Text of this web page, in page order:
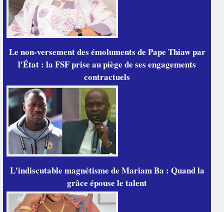
Le non-versement des émoluments de Pape Thiaw par
l'État : la FSF prise au piège de ses engagements
contractuels
L'indiscutable magnétisme de Mariam Ba : Quand la
grâce épouse le talent